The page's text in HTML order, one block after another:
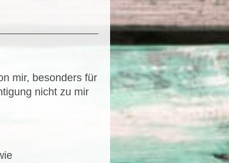
mir, besonders für
nicht zu mir